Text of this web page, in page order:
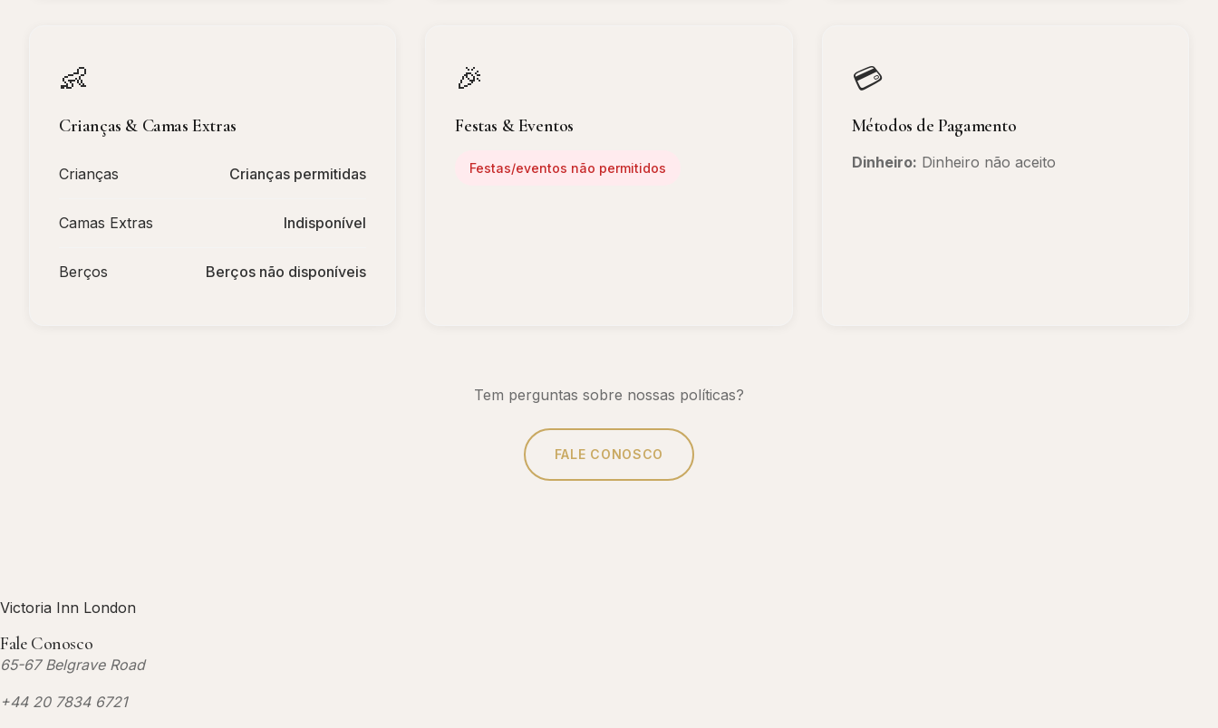
👶
Crianças & Camas Extras
Crianças Crianças permitidas
Camas Extras Indisponível
Berços Berços não disponíveis
🎉
Festas & Eventos
Festas/eventos não permitidos
💳
Métodos de Pagamento
Dinheiro: Dinheiro não aceito
Tem perguntas sobre nossas políticas?
FALE CONOSCO
Victoria Inn London
Fale Conosco
65-67 Belgrave Road
+44 20 7834 6721